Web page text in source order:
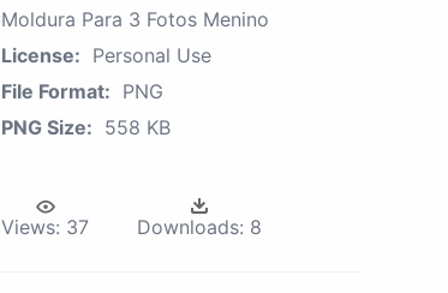
Moldura Para 3 Fotos Menino
License: Personal Use
File Format: PNG
PNG Size: 558 KB
Views: 37 Downloads: 8